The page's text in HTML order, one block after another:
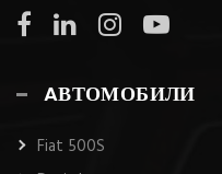
AВТОМОБИЛИ
Fiat 500S